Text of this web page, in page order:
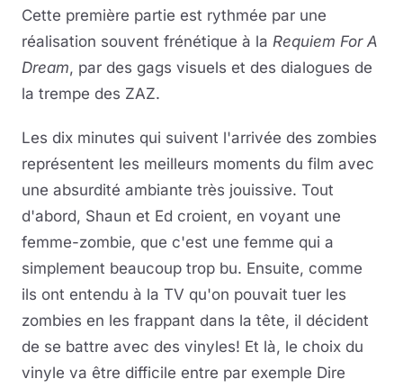
Cette première partie est rythmée par une
réalisation souvent frénétique à la Requiem For A
Dream, par des gags visuels et des dialogues de
la trempe des ZAZ.
Les dix minutes qui suivent l'arrivée des zombies
représentent les meilleurs moments du film avec
une absurdité ambiante très jouissive. Tout
d'abord, Shaun et Ed croient, en voyant une
femme-zombie, que c'est une femme qui a
simplement beaucoup trop bu. Ensuite, comme
ils ont entendu à la TV qu'on pouvait tuer les
zombies en les frappant dans la tête, il décident
de se battre avec des vinyles! Et là, le choix du
vinyle va être difficile entre par exemple Dire